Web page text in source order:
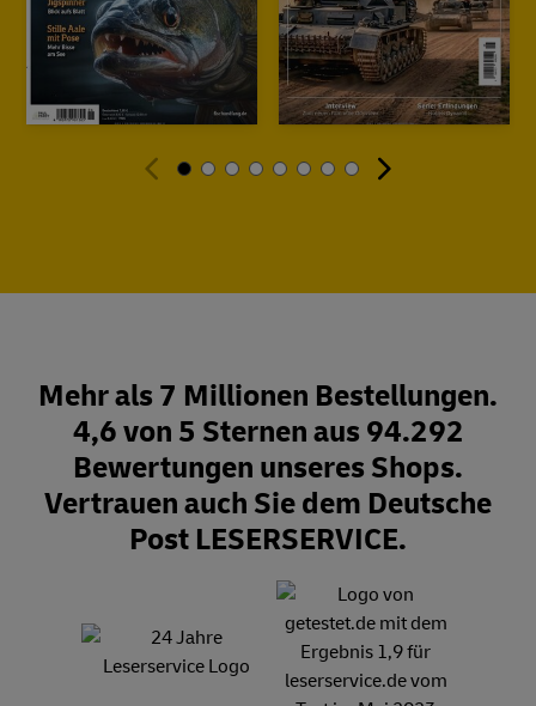
Mehr als 7 Millionen Bestellungen.
4,6 von 5 Sternen aus 94.292
Bewertungen unseres Shops.
Vertrauen auch Sie dem Deutsche
Post LESERSERVICE.